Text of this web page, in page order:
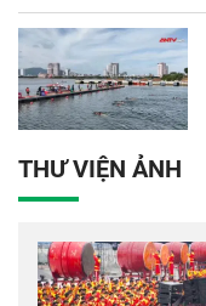
THƯ VIỆN ẢNH